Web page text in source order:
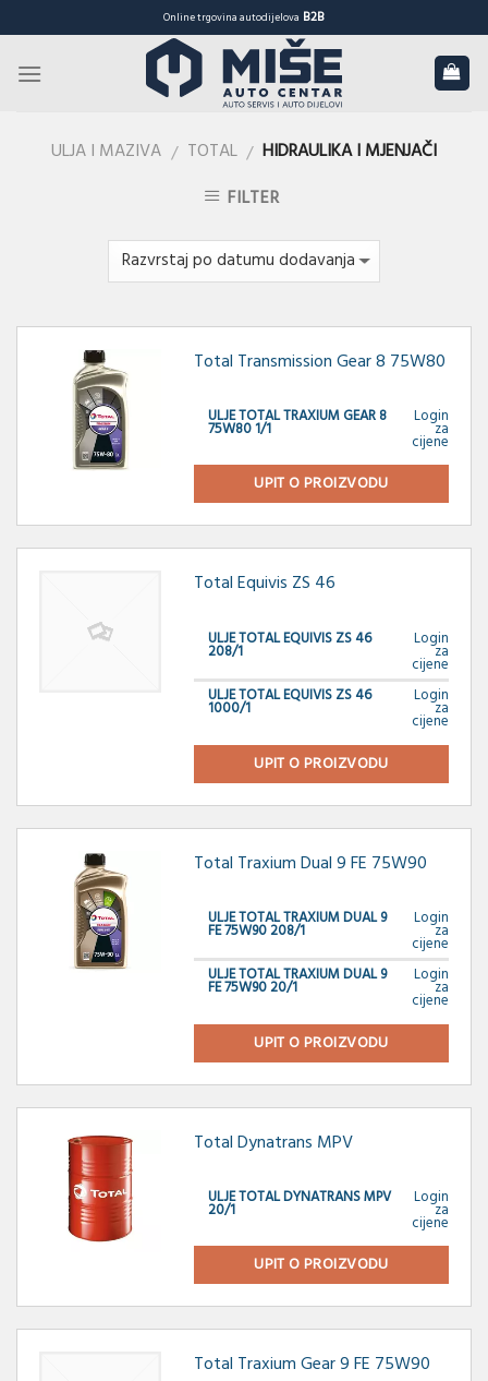
to
content
Online trgovina autodijelova B2B
ULJA I MAZIVA / TOTAL / HIDRAULIKA I MJENJAČI
FILTER
Total Transmission Gear 8 75W80
ULJE TOTAL TRAXIUM GEAR 8
75W80 1/1
Login
za
cijene
UPIT O PROIZVODU
Total Equivis ZS 46
ULJE TOTAL EQUIVIS ZS 46
208/1
Login
za
cijene
ULJE TOTAL EQUIVIS ZS 46
1000/1
Login
za
cijene
UPIT O PROIZVODU
Total Traxium Dual 9 FE 75W90
ULJE TOTAL TRAXIUM DUAL 9
FE 75W90 208/1
Login
za
cijene
ULJE TOTAL TRAXIUM DUAL 9
FE 75W90 20/1
Login
za
cijene
UPIT O PROIZVODU
Total Dynatrans MPV
ULJE TOTAL DYNATRANS MPV
20/1
Login
za
cijene
UPIT O PROIZVODU
Total Traxium Gear 9 FE 75W90